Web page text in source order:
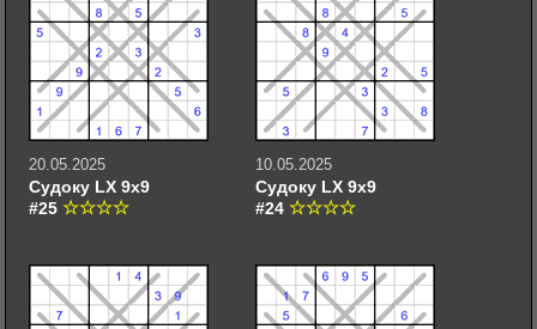
20.05.2025
Судоку LX 9х9
#25
10.05.2025
Судоку LX 9х9
#24